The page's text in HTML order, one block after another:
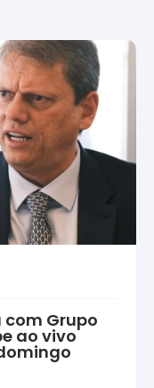
com Grupo
ao vivo